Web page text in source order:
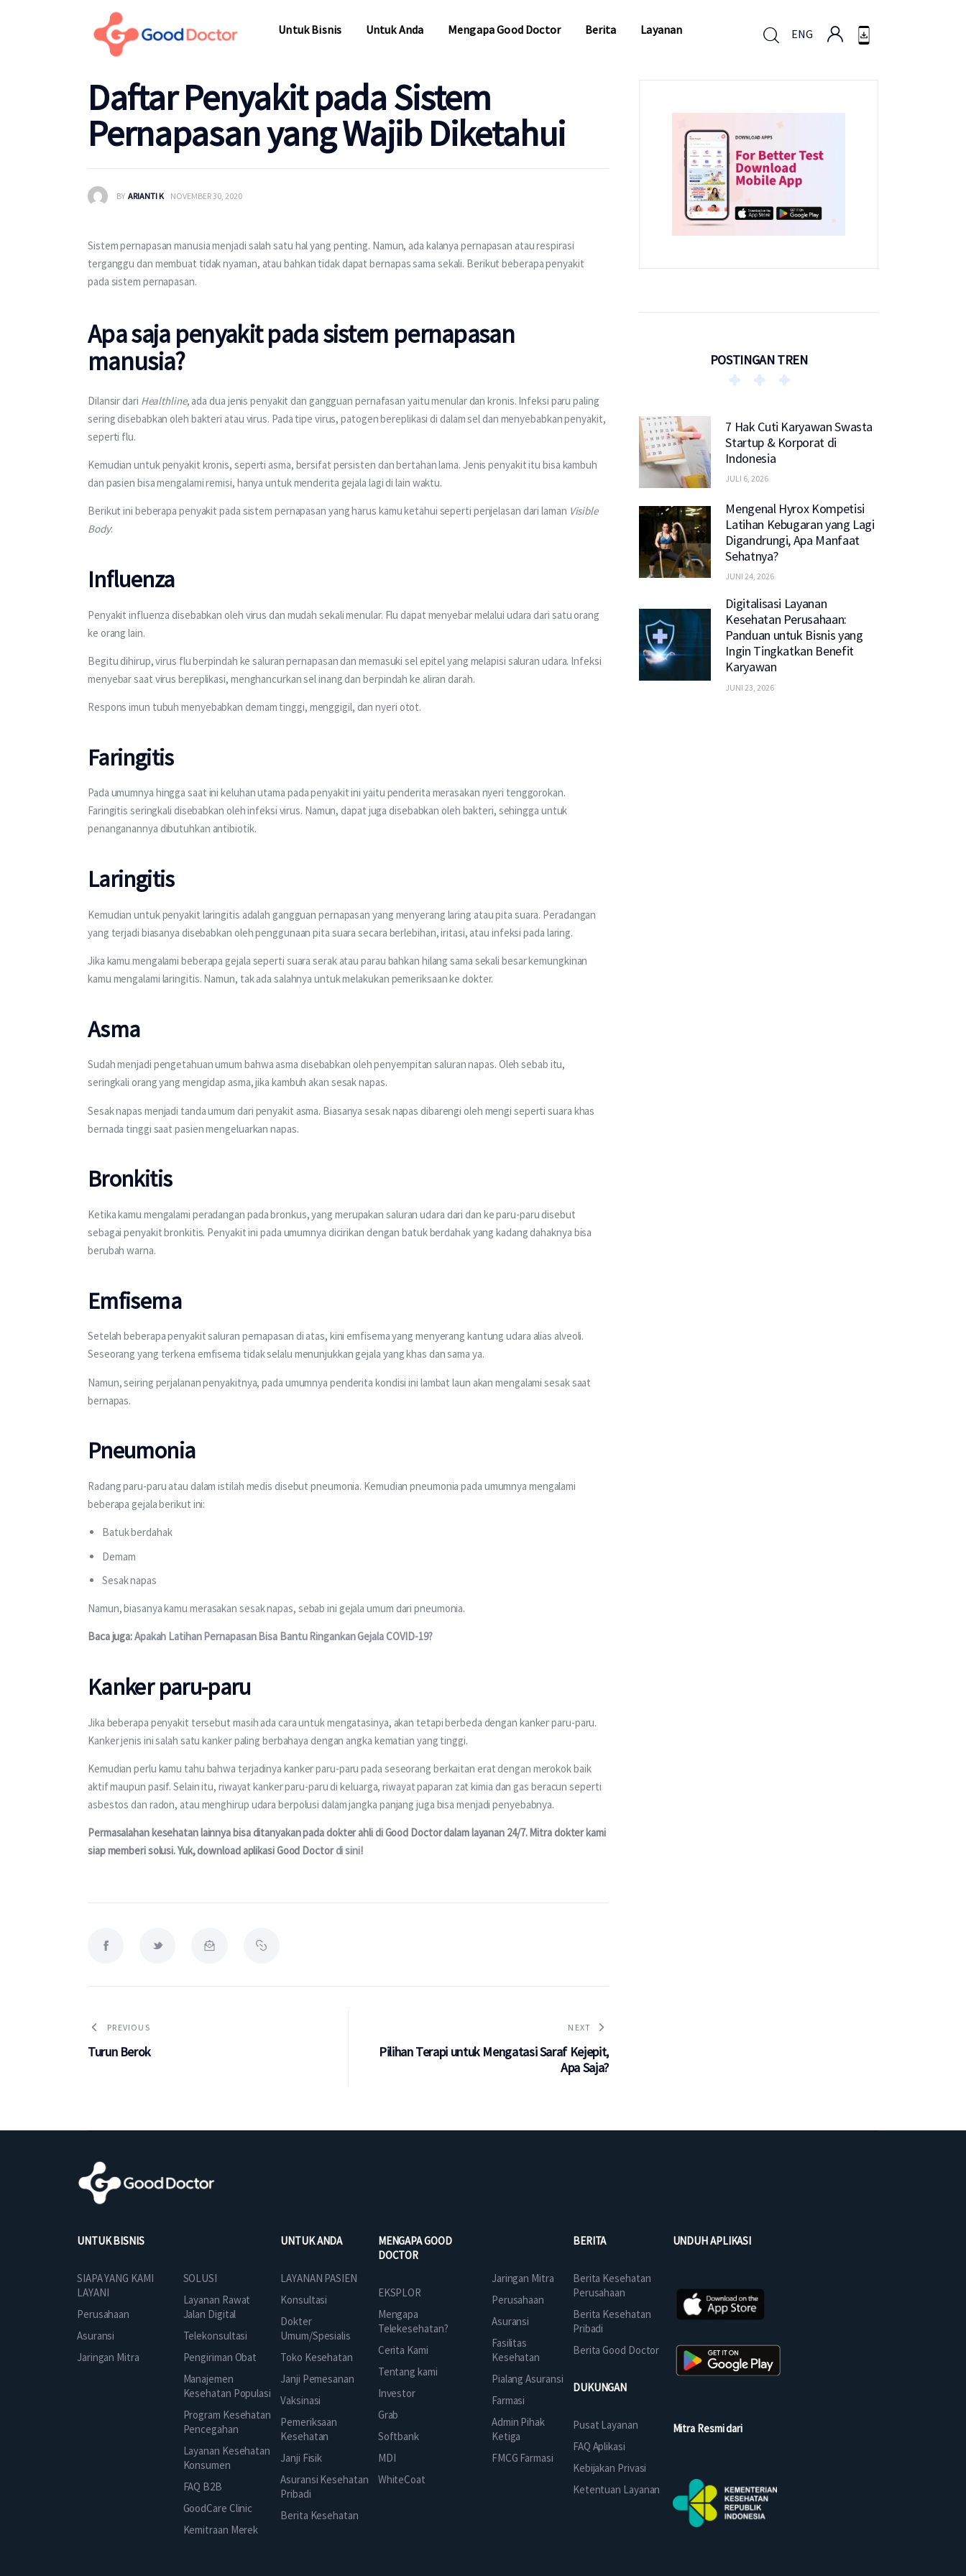
Untuk Bisnis Untuk Anda Mengapa Good Doctor Berita Layanan ENG
Untuk Bisnis Untuk Anda Mengapa Good Doctor
Mengapa Good DoctorDaftar Penyakit pada Sistem
Pernapasan yang Wajib Diketahui
BY ARIANTI K NOVEMBER 30, 2020
Sistem pernapasan manusia menjadi salah satu hal yang penting. Namun, ada kalanya pernapasan atau respirasi
terganggu dan membuat tidak nyaman, atau bahkan tidak dapat bernapas sama sekali. Berikut beberapa penyakit
pada sistem pernapasan.
Apa saja penyakit pada sistem pernapasan
manusia?
Dilansir dari Healthline, ada dua jenis penyakit dan gangguan pernafasan yaitu menular dan kronis. Infeksi paru paling
sering disebabkan oleh bakteri atau virus. Pada tipe virus, patogen bereplikasi di dalam sel dan menyebabkan penyakit,
seperti flu.
Kemudian untuk penyakit kronis, seperti asma, bersifat persisten dan bertahan lama. Jenis penyakit itu bisa kambuh
dan pasien bisa mengalami remisi, hanya untuk menderita gejala lagi di lain waktu.
Berikut ini beberapa penyakit pada sistem pernapasan yang harus kamu ketahui seperti penjelasan dari laman Visible
Body:
Influenza
Penyakit influenza disebabkan oleh virus dan mudah sekali menular. Flu dapat menyebar melalui udara dari satu orang
ke orang lain.
Begitu dihirup, virus flu berpindah ke saluran pernapasan dan memasuki sel epitel yang melapisi saluran udara. Infeksi
menyebar saat virus bereplikasi, menghancurkan sel inang dan berpindah ke aliran darah.
Respons imun tubuh menyebabkan demam tinggi, menggigil, dan nyeri otot.
Faringitis
Pada umumnya hingga saat ini keluhan utama pada penyakit ini yaitu penderita merasakan nyeri tenggorokan.
Faringitis seringkali disebabkan oleh infeksi virus. Namun, dapat juga disebabkan oleh bakteri, sehingga untuk
penanganannya dibutuhkan antibiotik.
Laringitis
Kemudian untuk penyakit laringitis adalah gangguan pernapasan yang menyerang laring atau pita suara. Peradangan
yang terjadi biasanya disebabkan oleh penggunaan pita suara secara berlebihan, iritasi, atau infeksi pada laring.
Jika kamu mengalami beberapa gejala seperti suara serak atau parau bahkan hilang sama sekali besar kemungkinan
kamu mengalami laringitis. Namun, tak ada salahnya untuk melakukan pemeriksaan ke dokter.
Asma
Sudah menjadi pengetahuan umum bahwa asma disebabkan oleh penyempitan saluran napas. Oleh sebab itu,
seringkali orang yang mengidap asma, jika kambuh akan sesak napas.
Sesak napas menjadi tanda umum dari penyakit asma. Biasanya sesak napas dibarengi oleh mengi seperti suara khas
bernada tinggi saat pasien mengeluarkan napas.
Bronkitis
Ketika kamu mengalami peradangan pada bronkus, yang merupakan saluran udara dari dan ke paru-paru disebut
sebagai penyakit bronkitis. Penyakit ini pada umumnya dicirikan dengan batuk berdahak yang kadang dahaknya bisa
berubah warna.
Emfisema
Setelah beberapa penyakit saluran pernapasan di atas, kini emfisema yang menyerang kantung udara alias alveoli.
Seseorang yang terkena emfisema tidak selalu menunjukkan gejala yang khas dan sama ya.
Namun, seiring perjalanan penyakitnya, pada umumnya penderita kondisi ini lambat laun akan mengalami sesak saat
bernapas.
Pneumonia
Radang paru-paru atau dalam istilah medis disebut pneumonia. Kemudian pneumonia pada umumnya mengalami
beberapa gejala berikut ini:
Batuk berdahak
Demam
Sesak napas
Namun, biasanya kamu merasakan sesak napas, sebab ini gejala umum dari pneumonia.
Baca juga: Apakah Latihan Pernapasan Bisa Bantu Ringankan Gejala COVID-19?
Kanker paru-paru
Jika beberapa penyakit tersebut masih ada cara untuk mengatasinya, akan tetapi berbeda dengan kanker paru-paru.
Kanker jenis ini salah satu kanker paling berbahaya dengan angka kematian yang tinggi.
Kemudian perlu kamu tahu bahwa terjadinya kanker paru-paru pada seseorang berkaitan erat dengan merokok baik
aktif maupun pasif. Selain itu, riwayat kanker paru-paru di keluarga, riwayat paparan zat kimia dan gas beracun seperti
asbestos dan radon, atau menghirup udara berpolusi dalam jangka panjang juga bisa menjadi penyebabnya.
Permasalahan kesehatan lainnya bisa ditanyakan pada dokter ahli di Good Doctor dalam layanan 24/7. Mitra dokter kami
siap memberi solusi. Yuk, download aplikasi Good Doctor di sini!
PREVIOUS
Turun Berok
NEXT
Pilihan Terapi untuk Mengatasi Saraf Kejepit,
Apa Saja?
POSTINGAN TREN
7 Hak Cuti Karyawan Swasta
Startup & Korporat di
Indonesia
JULI 6, 2026
Mengenal Hyrox Kompetisi
Latihan Kebugaran yang Lagi
Digandrungi, Apa Manfaat
Sehatnya?
JUNI 24, 2026
Digitalisasi Layanan
Kesehatan Perusahaan:
Panduan untuk Bisnis yang
Ingin Tingkatkan Benefit
Karyawan
JUNI 23, 2026
UNTUK BISNIS
SIAPA YANG KAMI
LAYANI
Perusahaan
Asuransi
Jaringan Mitra
SOLUSI
Layanan Rawat
Jalan Digital
Telekonsultasi
Pengiriman Obat
Manajemen
Kesehatan Populasi
Program Kesehatan
Pencegahan
Layanan Kesehatan
Konsumen
FAQ B2B
GoodCare Clinic
Kemitraan Merek
UNTUK ANDA
LAYANAN PASIEN
Konsultasi
Dokter
Umum/Spesialis
Toko Kesehatan
Janji Pemesanan
Vaksinasi
Pemeriksaan
Kesehatan
Janji Fisik
Asuransi Kesehatan
Pribadi
Berita Kesehatan
MENGAPA GOOD
DOCTOR
EKSPLOR
Mengapa
Telekesehatan?
Cerita Kami
Tentang kami
Investor
Grab
Softbank
MDI
WhiteCoat
Jaringan Mitra
Perusahaan
Asuransi
Fasilitas
Kesehatan
Pialang Asuransi
Farmasi
Admin Pihak
Ketiga
FMCG Farmasi
BERITA
Berita Kesehatan
Perusahaan
Berita Kesehatan
Pribadi
Berita Good Doctor
DUKUNGAN
Pusat Layanan
FAQ Aplikasi
Kebijakan Privasi
Ketentuan Layanan
UNDUH APLIKASI
Mitra Resmi dari